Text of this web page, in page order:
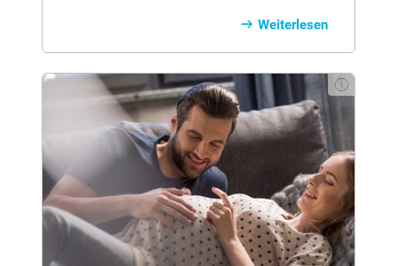
wegen der Urlaubszeit weniger
gespendet, wobei gleichzeitig aufgrund
erhöhter Verkehrsunfallzahlen der Bedarf
an Blutkonserven steigt. Wird also
ausreichend Blut in Deutschland
gespendet?
Weiterlesen